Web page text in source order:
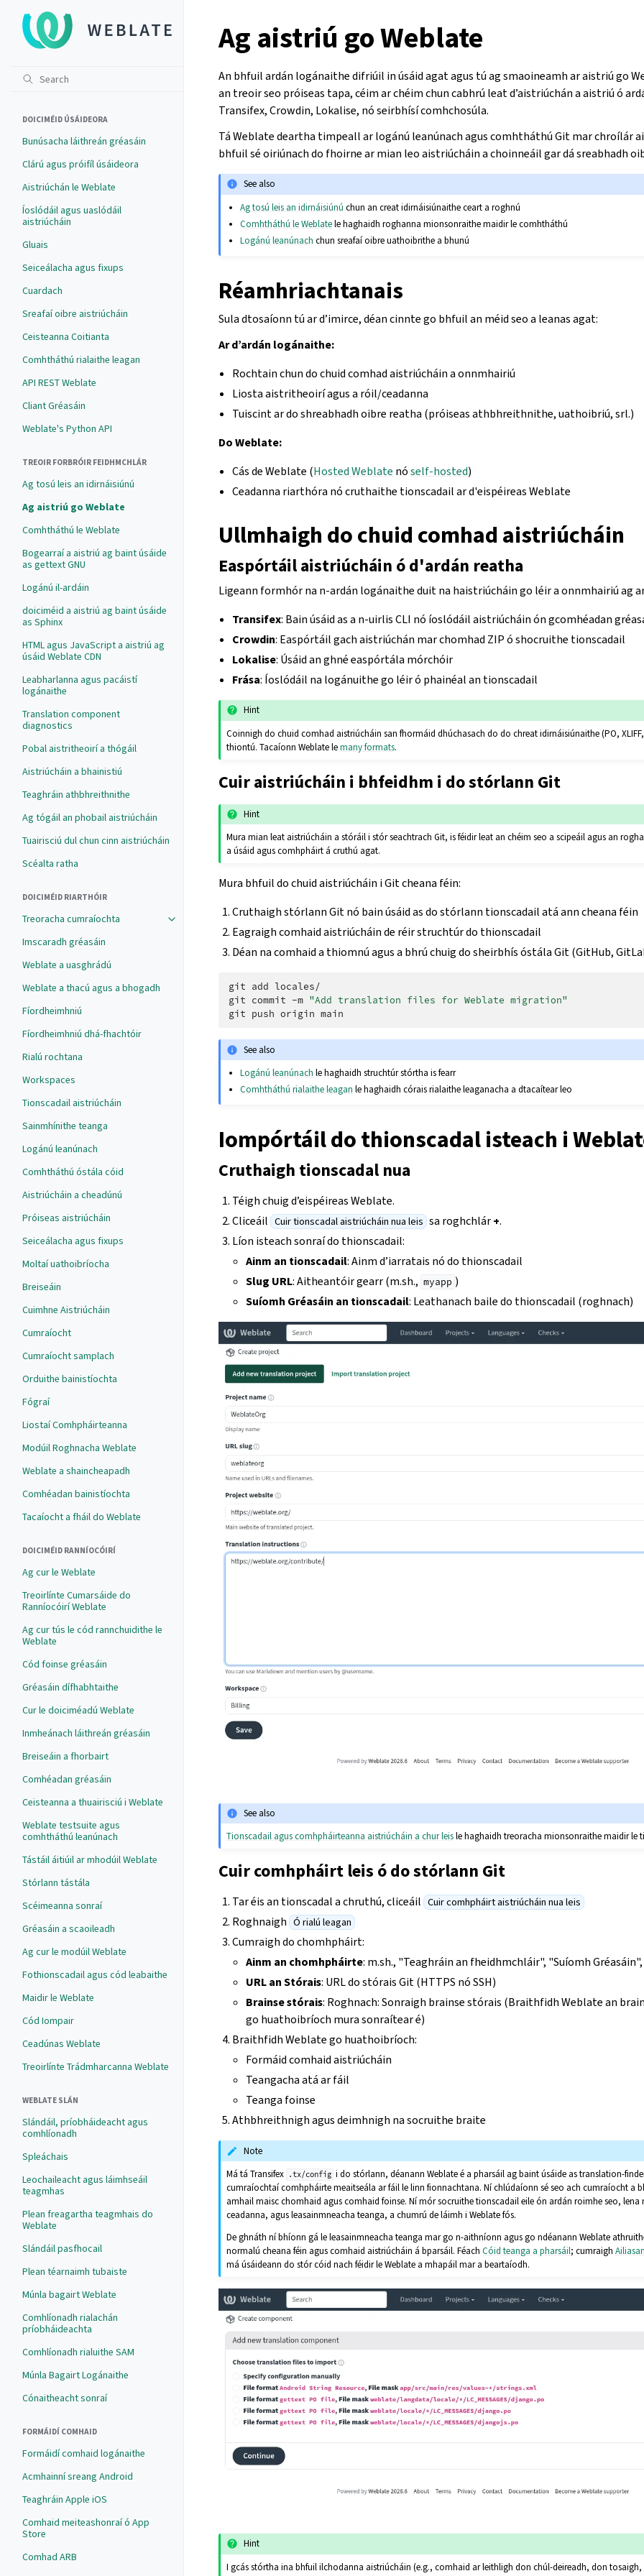
DOICIMÉID ÚSÁIDEORA
Bunúsacha láithreán gréasáin
Clárú agus próifíl úsáideora
Aistriúchán le Weblate
Íoslódáil agus uaslódáil
aistriúcháin
Gluais
Seiceálacha agus fixups
Cuardach
Sreafaí oibre aistriúcháin
Ceisteanna Coitianta
Comhtháthú rialaithe leagan
API REST Weblate
Cliant Gréasáin
Weblate's Python API
TREOIR FORBRÓIR FEIDHMCHLÁR
Ag tosú leis an idirnáisiúnú
Ag aistriú go Weblate
Comhtháthú le Weblate
Bogearraí a aistriú ag baint úsáide
as gettext GNU
Logánú il-ardáin
doiciméid a aistriú ag baint úsáide
as Sphinx
HTML agus JavaScript a aistriú ag
úsáid Weblate CDN
Leabharlanna agus pacáistí
logánaithe
Translation component
diagnostics
Pobal aistritheoirí a thógáil
Aistriúcháin a bhainistiú
Teaghráin athbhreithnithe
Ag tógáil an phobail aistriúcháin
Tuairisciú dul chun cinn aistriúcháin
Scéalta ratha
DOICIMÉID RIARTHÓIR
Treoracha cumraíochta
Imscaradh gréasáin
Weblate a uasghrádú
Weblate a thacú agus a bhogadh
Fíordheimhniú
Fíordheimhniú dhá-fhachtóir
Rialú rochtana
Workspaces
Tionscadail aistriúcháin
Sainmhínithe teanga
Logánú leanúnach
Comhtháthú óstála cóid
Aistriúcháin a cheadúnú
Próiseas aistriúcháin
Seiceálacha agus fixups
Moltaí uathoibríocha
Breiseáin
Cuimhne Aistriúcháin
Cumraíocht
Cumraíocht samplach
Orduithe bainistíochta
Fógraí
Liostaí Comhpháirteanna
Modúil Roghnacha Weblate
Weblate a shaincheapadh
Comhéadan bainistíochta
Tacaíocht a fháil do Weblate
DOICIMÉID RANNÍOCÓIRÍ
Ag cur le Weblate
Treoirlínte Cumarsáide do
Ranníocóirí Weblate
Ag cur tús le cód rannchuidithe le
Weblate
Cód foinse gréasáin
Gréasáin dífhabhtaithe
Cur le doiciméadú Weblate
Inmheánach láithreán gréasáin
Breiseáin a fhorbairt
Comhéadan gréasáin
Ceisteanna a thuairisciú i Weblate
Weblate testsuite agus
comhtháthú leanúnach
Tástáil áitiúil ar mhodúil Weblate
Stórlann tástála
Scéimeanna sonraí
Gréasáin a scaoileadh
Ag cur le modúil Weblate
Fothionscadail agus cód leabaithe
Maidir le Weblate
Cód Iompair
Ceadúnas Weblate
Treoirlínte Trádmharcanna Weblate
WEBLATE SLÁN
Slándáil, príobháideacht agus
comhlíonadh
Spleáchais
Leochaileacht agus láimhseáil
teagmhas
Plean freagartha teagmhais do
Weblate
Slándáil pasfhocail
Plean téarnaimh tubaiste
Múnla bagairt Weblate
Comhlíonadh rialachán
príobháideachta
Comhlíonadh rialuithe SAM
Múnla Bagairt Logánaithe
Cónaitheacht sonraí
FORMÁIDÍ COMHAID
Formáidí comhaid logánaithe
Acmhainní sreang Android
Teaghráin Apple iOS
Comhaid meiteashonraí ó App
Store
Comhad ARB
Ag aistriú go Weblate
An bhfuil ardán logánaithe difriúil in úsáid agat agus tú ag smaoineamh ar aistriú go
an treoir seo próiseas tapa, céim ar chéim chun cabhrú leat d’aistriúchán a aistriú ó
Transifex, Crowdin, Lokalise, nó seirbhísí comhchosúla.
Tá Weblate deartha timpeall ar logánú leanúnach agus comhtháthú Git mar chroílár
bhfuil sé oiriúnach do fhoirne ar mian leo aistriúcháin a choinneáil gar dá sreabhadh
See also
Ag tosú leis an idirnáisiúnú chun an creat idirnáisiúnaithe ceart a roghnú
Comhtháthú le Weblatele haghaidh roghanna mionsonraithe maidir le comhtháthú
Logánú leanúnach chun sreafaí oibre uathoibrithe a bhunú
Réamhriachtanais
Sula dtosaíonn tú ar d’imirce, déan cinnte go bhfuil an méid seo a leanas agat:
Ar d’ardán logánaithe:
Rochtain chun do chuid comhad aistriúcháin a onnmhairiú
Liosta aistritheoirí agus a róil/ceadanna
Tuiscint ar do shreabhadh oibre reatha (próiseas athbhreithnithe, uathoibriú, srl.)
Do Weblate:
Cás de Weblate (Hosted Weblate nóself-hosted)
Ceadanna riarthóra nó cruthaithe tionscadail ar d'eispéireas Weblate
Ullmhaigh do chuid comhad aistriúcháin
Easpórtáil aistriúcháin ó d'ardán reatha
Ligeann formhór na n-ardán logánaithe duit na haistriúcháin go léir a onnmhairiú ag
Transifex: Bain úsáid as a n-uirlis CLI nó íoslódáil aistriúcháin ón gcomhéadan
Crowdin: Easpórtáil gach aistriúchán mar chomhad ZIP ó shocruithe tionscadail
Lokalise: Úsáid an ghné easpórtála mórchóir
Frása: Íoslódáil na logánuithe go léir ó phainéal an tionscadail
Hint
Coinnigh do chuid comhad aistriúcháin san fhormáid dhúchasach do do chreat idirnáisiúnaithe (PO, XLIFF,
thiontú. Tacaíonn Weblate lemany formats.
Cuir aistriúcháin i bhfeidhm i do stórlann Git
Hint
Mura mian leat aistriúcháin a stóráil i stór seachtrach Git, is féidir leat an chéim seo a scipeáil agus an
a úsáid agus comhpháirt á cruthú agat.
Mura bhfuil do chuid aistriúcháin i Git cheana féin:
Cruthaigh stórlann Git nó bain úsáid as do stórlann tionscadail atá ann cheana féin
Eagraigh comhaid aistriúcháin de réir struchtúr do thionscadail
Déan na comhaid a thiomnú agus a bhrú chuig do sheirbhís óstála Git (GitHub,
git add locales/
git commit -m "Add translation files for Weblate migration"
git push origin
See also
Logánú leanúnach le haghaidh struchtúr stórtha is fearr
Comhtháthú rialaithe leagan le haghaidh córais rialaithe leaganacha a dtacaítear leo
Iompórtáil do thionscadal isteach i
Cruthaigh tionscadal nua
Téigh chuig d’eispéireas Weblate.
Cliceáil Cuir tionscadal aistriúcháin nua leis sa roghchlár+.
Líon isteach sonraí do thionscadail:
Ainm an tionscadail: Ainm d’iarratais nó do thionscadail
Slug URL: Aitheantóir gearr (m.sh., myapp )
Suíomh Gréasáin an tionscadail: Leathanach baile do thionscadail (roghnach)
See also
Tionscadail agus comhpháirteanna aistriúcháin a chur leisle haghaidh treoracha mionsonraithe maidir le
Cuir comhpháirt leis ó do stórlann Git
Tar éis an tionscadal a chruthú, cliceáil Cuir comhpháirt aistriúcháin nua leis
Roghnaigh Ó rialú leagan
Cumraigh do chomhpháirt:
Ainm an chomhpháirte: m.sh., "Teaghráin an fheidhmchláir", "Suíomh
URL an Stórais: URL do stórais Git (HTTPS nó SSH)
Brainse stórais: Roghnach: Sonraigh brainse stórais (Braithfidh Weblate an
go huathoibríoch mura sonraítear é)
Braithfidh Weblate go huathoibríoch:
Formáid comhaid aistriúcháin
Teangacha atá ar fáil
Teanga foinse
Athbhreithnigh agus deimhnigh na socruithe braite
Note
Má tá Transifex
.tx/config i do stórlann, déanann Weblate é a pharsáil ag baint úsáide as translation-
cumraíochtaí comhpháirte meaitseála ar fáil le linn fionnachtana. Ní chlúdaíonn sé seo ach cumraíocht a
amhail maisc chomhaid agus comhaid foinse. Ní mór socruithe tionscadail eile ón ardán roimhe seo, lena
ceadanna, agus leasainmneacha teanga, a chumrú de láimh i Weblate fós.
De ghnáth ní bhíonn gá le leasainmneacha teanga mar go n-aithníonn agus go ndéanann Weblate
normalú cheana féin agus comhaid aistriúcháin á bparsáil. FéachCóid teanga a pharsáil; cumraigh
má úsáideann do stór cóid nach féidir le Weblate a mhapáil mar a beartaíodh.
Hint
I gcás stórtha ina bhfuil ilchodanna aistriúcháin (e.g., comhaid ar leithligh don chúl-deireadh, don